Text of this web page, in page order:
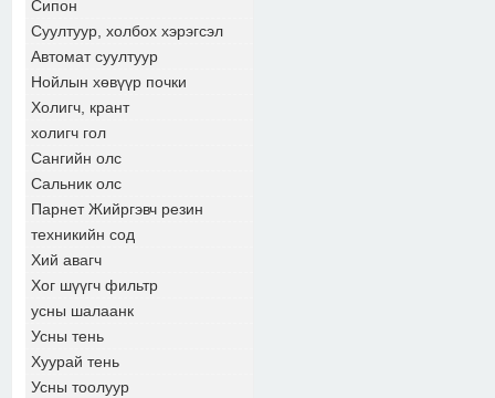
Сипон
Суултуур, холбох хэрэгсэл
Автомат суултуур
Нойлын хөвүүр почки
Холигч, крант
холигч гол
Сангийн олс
Сальник олс
Парнет Жийргэвч резин
техникийн сод
Хий авагч
Хог шүүгч фильтр
усны шалаанк
Усны тень
Хуурай тень
Усны тоолуур